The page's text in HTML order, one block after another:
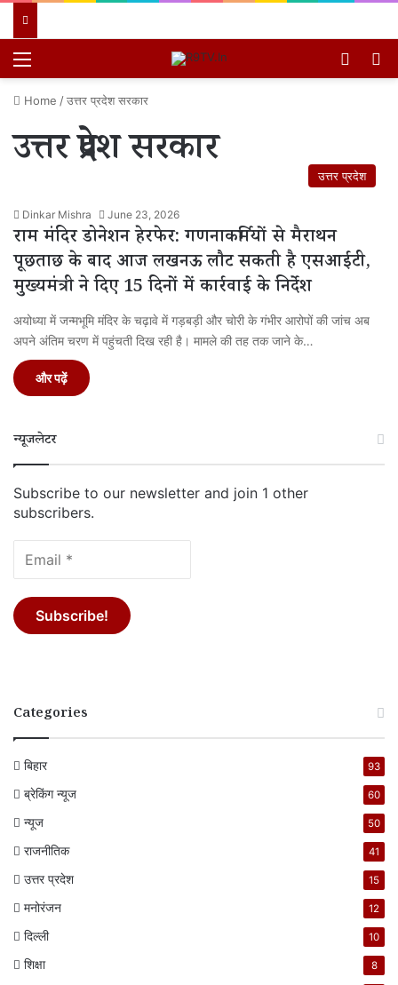
Home /उत्तर प्रदेश सरकार
उत्तर प्रदेश सरकार उत्तर प्रदेश
Dinkar Mishra June 23, 2026
राम मंदिर डोनेशन हेरफेर: गणनाकर्मियों से मैराथन
पूछताछ के बाद आज लखनऊ लौट सकती है एसआईटी,
मुख्यमंत्री ने दिए 15 दिनों में कार्रवाई के निर्देश
अयोध्या में जन्मभूमि मंदिर के चढ़ावे में गड़बड़ी और चोरी के गंभीर आरोपों की जांच अब
अपने अंतिम चरण में पहुंचती दिख रही है। मामले की तह तक जाने के…
और पढ़ें
न्यूजलेटर
Subscribe to our newsletter and join 1 other
subscribers.
Categories
बिहार 93
ब्रेकिंग न्यूज 60
न्यूज 50
राजनीतिक 41
उत्तर प्रदेश 15
मनोरंजन 12
दिल्ली 10
शिक्षा 8